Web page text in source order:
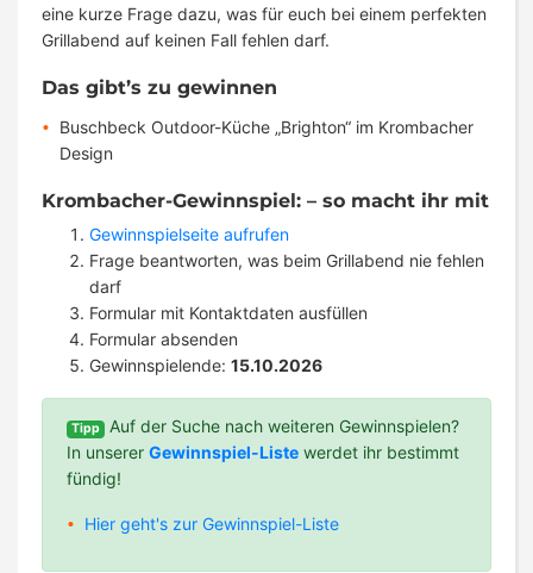
eine kurze Frage dazu, was für euch bei einem perfekten
Grillabend auf keinen Fall fehlen darf.
Das gibt’s zu gewinnen
Buschbeck Outdoor-Küche „Brighton“ im Krombacher
Design
Krombacher-Gewinnspiel: – so macht ihr mit
Gewinnspielseite aufrufen
Frage beantworten, was beim Grillabend nie fehlen
darf
Formular mit Kontaktdaten ausfüllen
Formular absenden
Gewinnspielende: 15.10.2026
Tipp
Auf der Suche nach weiteren Gewinnspielen?
In unserer Gewinnspiel-Liste werdet ihr bestimmt
fündig!
Hier geht's zur Gewinnspiel-Liste